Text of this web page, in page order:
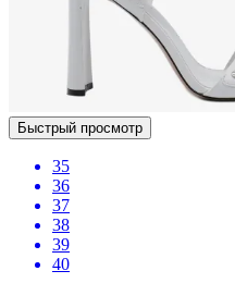
Быстрый просмотр
35
36
37
38
39
40